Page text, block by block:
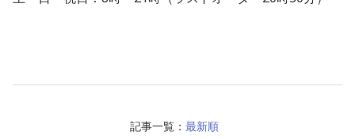
記事一覧： 最新順